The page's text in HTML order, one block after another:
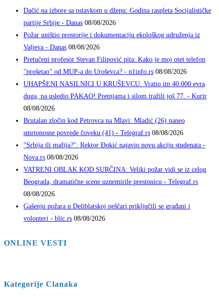
Dačić na izbore sa ostavkom u džepu: Godina raspleta Socijalističke
partije Srbije - Danas 08/08/2026
Požar uništio prostorije i dokumentaciju ekološkog udruženja iz
Valjeva - Danas 08/08/2026
Pretučeni profesor Stevan Filipović pita: Kako je moj otet telefon
"prošetao" od MUP-a do Uroševca? - n1info.rs 08/08/2026
UHAPŠENI NASILNICI U KRUŠEVCU: Vratio im 40.000 evra
duga, pa usledio PAKAO! Pretnjama i silom tražili još 77. - Kurir
08/08/2026
Brutalan zločin kod Petrovca na Mlavi: Mladić (26) naneo
smrtonosne povrede čoveku (41) - Telegraf.rs 08/08/2026
"Srbija ili mafija?": Rektor Đokić najavio novu akciju studenata -
Nova.rs 08/08/2026
VATRENI OBLAK KOD SURČINA: Veliki požar vidi se iz celog
Beograda, dramatične scene uznemirile prestonicu - Telegraf.rs
08/08/2026
Gašenju požara u Deliblatskoj peščari priključili se građani i
volonteri - blic.rs 08/08/2026
ONLINE VESTI
Kategorije Clanaka